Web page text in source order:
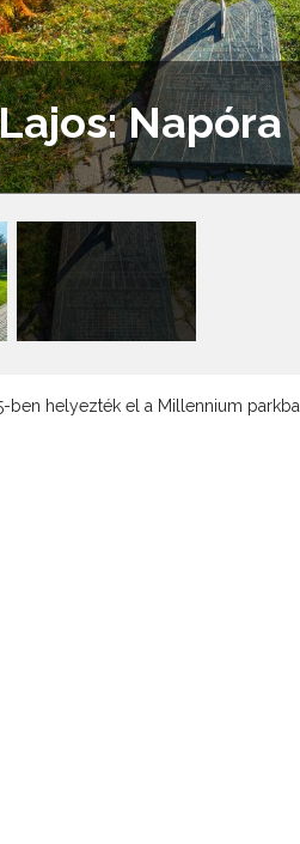
Napóra
ben helyezték el a Millennium